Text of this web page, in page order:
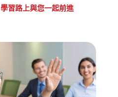
學習路上與您一起前進